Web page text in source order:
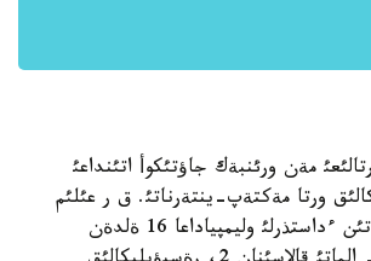
مةن ورئنبةك جاؤتئكوأ اتئنداعئ
ورتا مةكتةپ-ينتةرناتئ. ق ر عئلئم
جانة ءبئلئم مينيسترلئگئنئث جانة الماتئ قالاسئ اكئمئنئث قولداؤئمةن وتةتئن ءداستذرلئ وليمپياداعا 16 ةلدةن